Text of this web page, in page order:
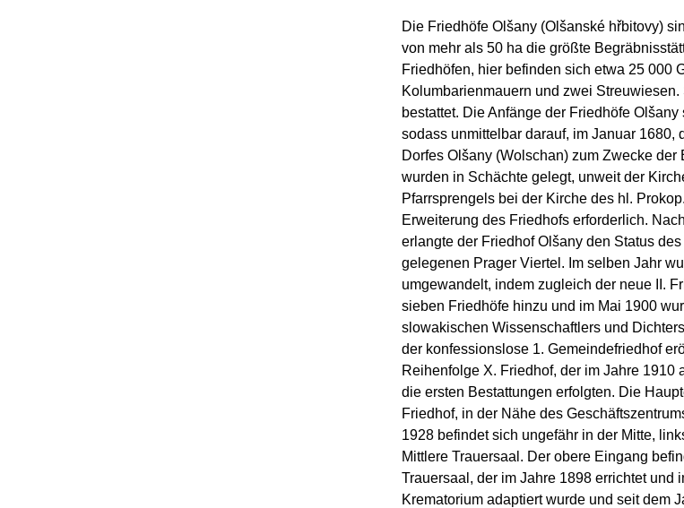
Die Friedhöfe Olšany (Olšanské hřbitovy)
von mehr als 50 ha die größte
Friedhöfen, hier befinden sich etwa 25 000
Kolumbarienmauern und zwei
bestattet. Die Anfänge der Friedhöfe
sodass unmittelbar darauf, im Januar 1680,
Dorfes Olšany (Wolschan) zum Zwecke
wurden in Schächte gelegt, unweit der
Pfarrsprengels bei der Kirche des hl.
Erweiterung des Friedhofs erforderlich.
erlangte der Friedhof Olšany den Status
gelegenen Prager Viertel. Im selben Jahr
umgewandelt, indem zugleich der neue II.
sieben Friedhöfe hinzu und im Mai 1900
slowakischen Wissenschaftlers und
der konfessionslose 1. Gemeindefriedhof
Reihenfolge X. Friedhof, der im Jahre
die ersten Bestattungen erfolgten. Die
Friedhof, in der Nähe des
1928 befindet sich ungefähr in der Mitte,
Mittlere Trauersaal. Der obere Eingang
Trauersaal, der im Jahre 1898 errichtet und
Krematorium adaptiert wurde und seit dem